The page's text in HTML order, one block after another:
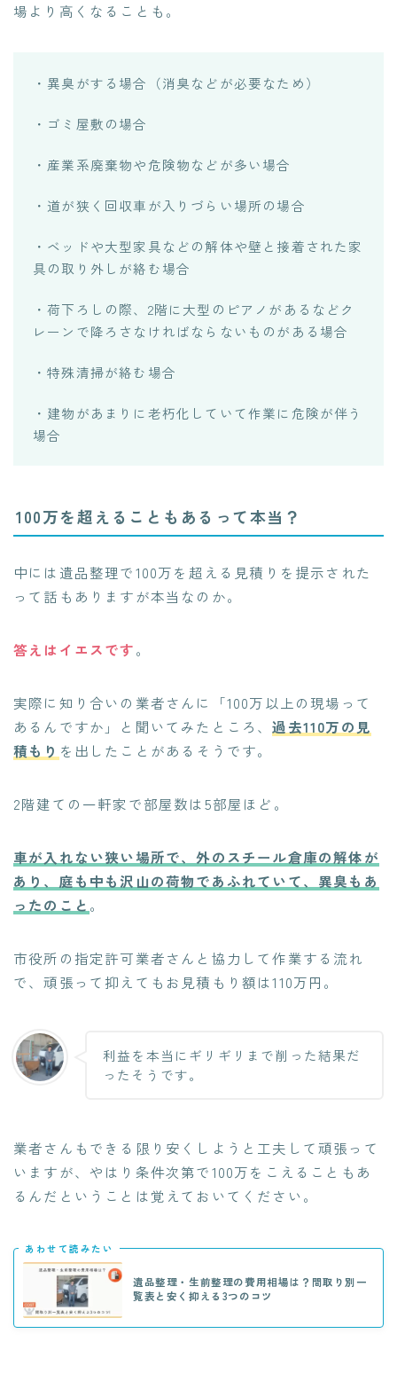
場より高くなることも。
・異臭がする場合（消臭などが必要なため）
・ゴミ屋敷の場合
・産業系廃棄物や危険物などが多い場合
・道が狭く回収車が入りづらい場所の場合
・ベッドや大型家具などの解体や壁と接着された家
具の取り外しが絡む場合
・荷下ろしの際、2階に大型のピアノがあるなどク
レーンで降ろさなければならないものがある場合
・特殊清掃が絡む場合
・建物があまりに老朽化していて作業に危険が伴う
場合
100万を超えることもあるって本当？
中には遺品整理で100万を超える見積りを提示された
って話もありますが本当なのか。
答えはイエスです。
実際に知り合いの業者さんに「100万以上の現場って
あるんですか」と聞いてみたところ、過去110万の見
積もり を出したことがあるそうです。
2階建ての一軒家で部屋数は5部屋ほど。
車が入れない狭い場所で、外のスチール倉庫の解体が
あり、庭も中も沢山の荷物であふれていて、異臭もあ
ったのこと 。
市役所の指定許可業者さんと協力して作業する流れ
で、頑張って抑えてもお見積もり額は110万円。
利益を本当にギリギリまで削った結果だ
ったそうです。
業者さんもできる限り安くしようと工夫して頑張って
いますが、やはり 条件次第で100万をこえることもあ
るんだということは覚えておいてください。
あわせて読みたい
遺品整理・生前整理の費用相場は？間取り別一
覧表と安く抑える3つのコツ